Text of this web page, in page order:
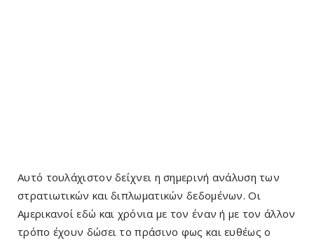
Αυτό τουλάχιστον δείχνει η σημερινή ανάλυση των
στρατιωτικών και διπλωματικών δεδομένων. Οι
Αμερικανοί εδώ και χρόνια με τον έναν ή με τον άλλον
τρόπο έχουν δώσει το πράσινο φως και ευθέως ο